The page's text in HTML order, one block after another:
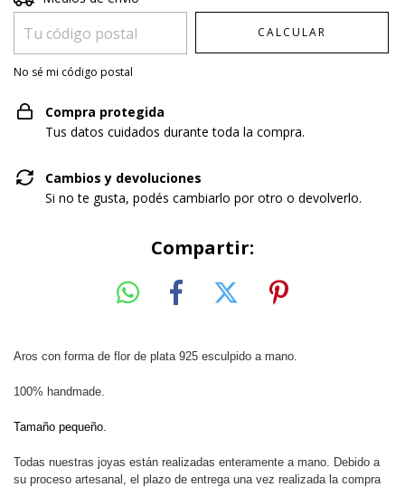
CALCULAR
No sé mi código postal
Compra protegida
Tus datos cuidados durante toda la compra.
Cambios y devoluciones
Si no te gusta, podés cambiarlo por otro o devolverlo.
Compartir:
Aros con forma de flor de plata 925 esculpido a mano.
100% handmade.
Tamaño pequeño.
Todas nuestras joyas están realizadas enteramente a mano. Debido a
su proceso artesanal, el plazo de entrega una vez realizada la compra